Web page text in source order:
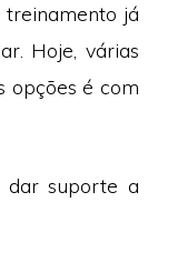
treinamento já
Hoje, várias
opções é com
dar suporte a